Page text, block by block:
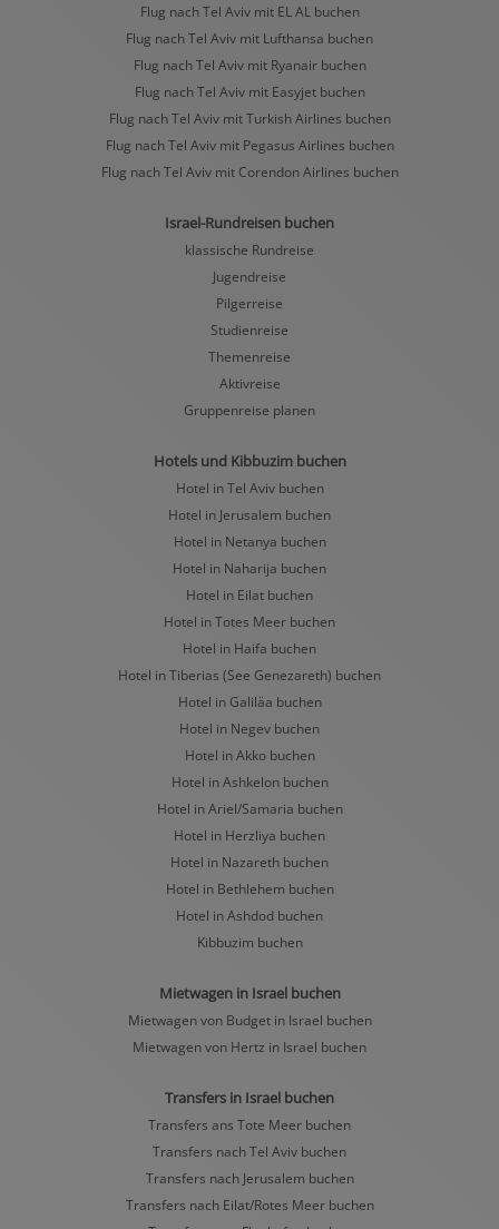
Flug nach Tel Aviv mit EL AL buchen
Flug nach Tel Aviv mit Lufthansa buchen
Flug nach Tel Aviv mit Ryanair buchen
Flug nach Tel Aviv mit Easyjet buchen
Flug nach Tel Aviv mit Turkish Airlines buchen
Flug nach Tel Aviv mit Pegasus Airlines buchen
Flug nach Tel Aviv mit Corendon Airlines buchen
Israel-Rundreisen buchen
klassische Rundreise
Jugendreise
Pilgerreise
Studienreise
Themenreise
Aktivreise
Gruppenreise planen
Hotels und Kibbuzim buchen
Hotel in Tel Aviv buchen
Hotel in Jerusalem buchen
Hotel in Netanya buchen
Hotel in Naharija buchen
Hotel in Eilat buchen
Hotel in Totes Meer buchen
Hotel in Haifa buchen
Hotel in Tiberias (See Genezareth) buchen
Hotel in Galiläa buchen
Hotel in Negev buchen
Hotel in Akko buchen
Hotel in Ashkelon buchen
Hotel in Ariel/Samaria buchen
Hotel in Herzliya buchen
Hotel in Nazareth buchen
Hotel in Bethlehem buchen
Hotel in Ashdod buchen
Kibbuzim buchen
Mietwagen in Israel buchen
Mietwagen von Budget in Israel buchen
Mietwagen von Hertz in Israel buchen
Transfers in Israel buchen
Transfers ans Tote Meer buchen
Transfers nach Tel Aviv buchen
Transfers nach Jerusalem buchen
Transfers nach Eilat/Rotes Meer buchen